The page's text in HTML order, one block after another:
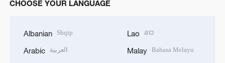
CHOOSE YOUR LANGUAGE
Albanian Shqip
Arabic العربية
Lao ລາວ
Malay Bahasa Melayu